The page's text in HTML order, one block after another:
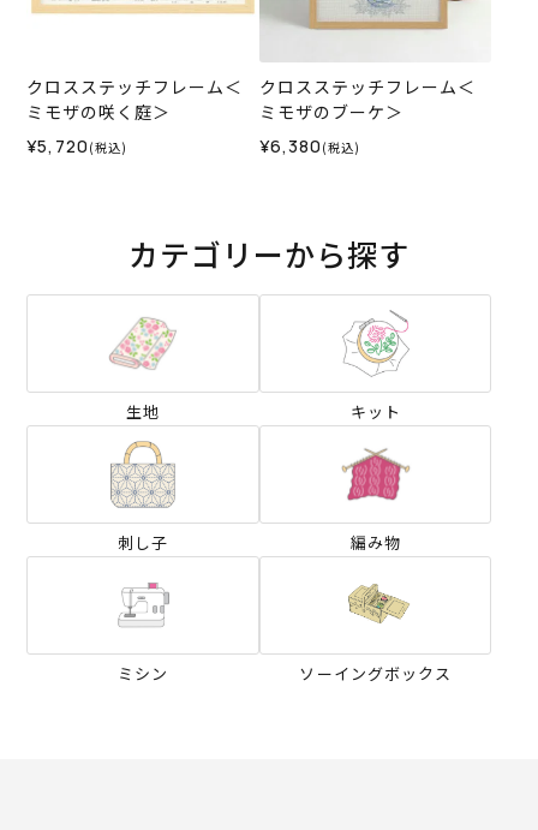
クロスステッチフレーム＜
ミモザの咲く庭＞
¥5,720 (税込)
クロスステッチフレーム＜
ミモザのブーケ＞
¥6,380 (税込)
カテゴリーから探す
生地 キット
刺し子 編み物
ミシン ソーイングボックス